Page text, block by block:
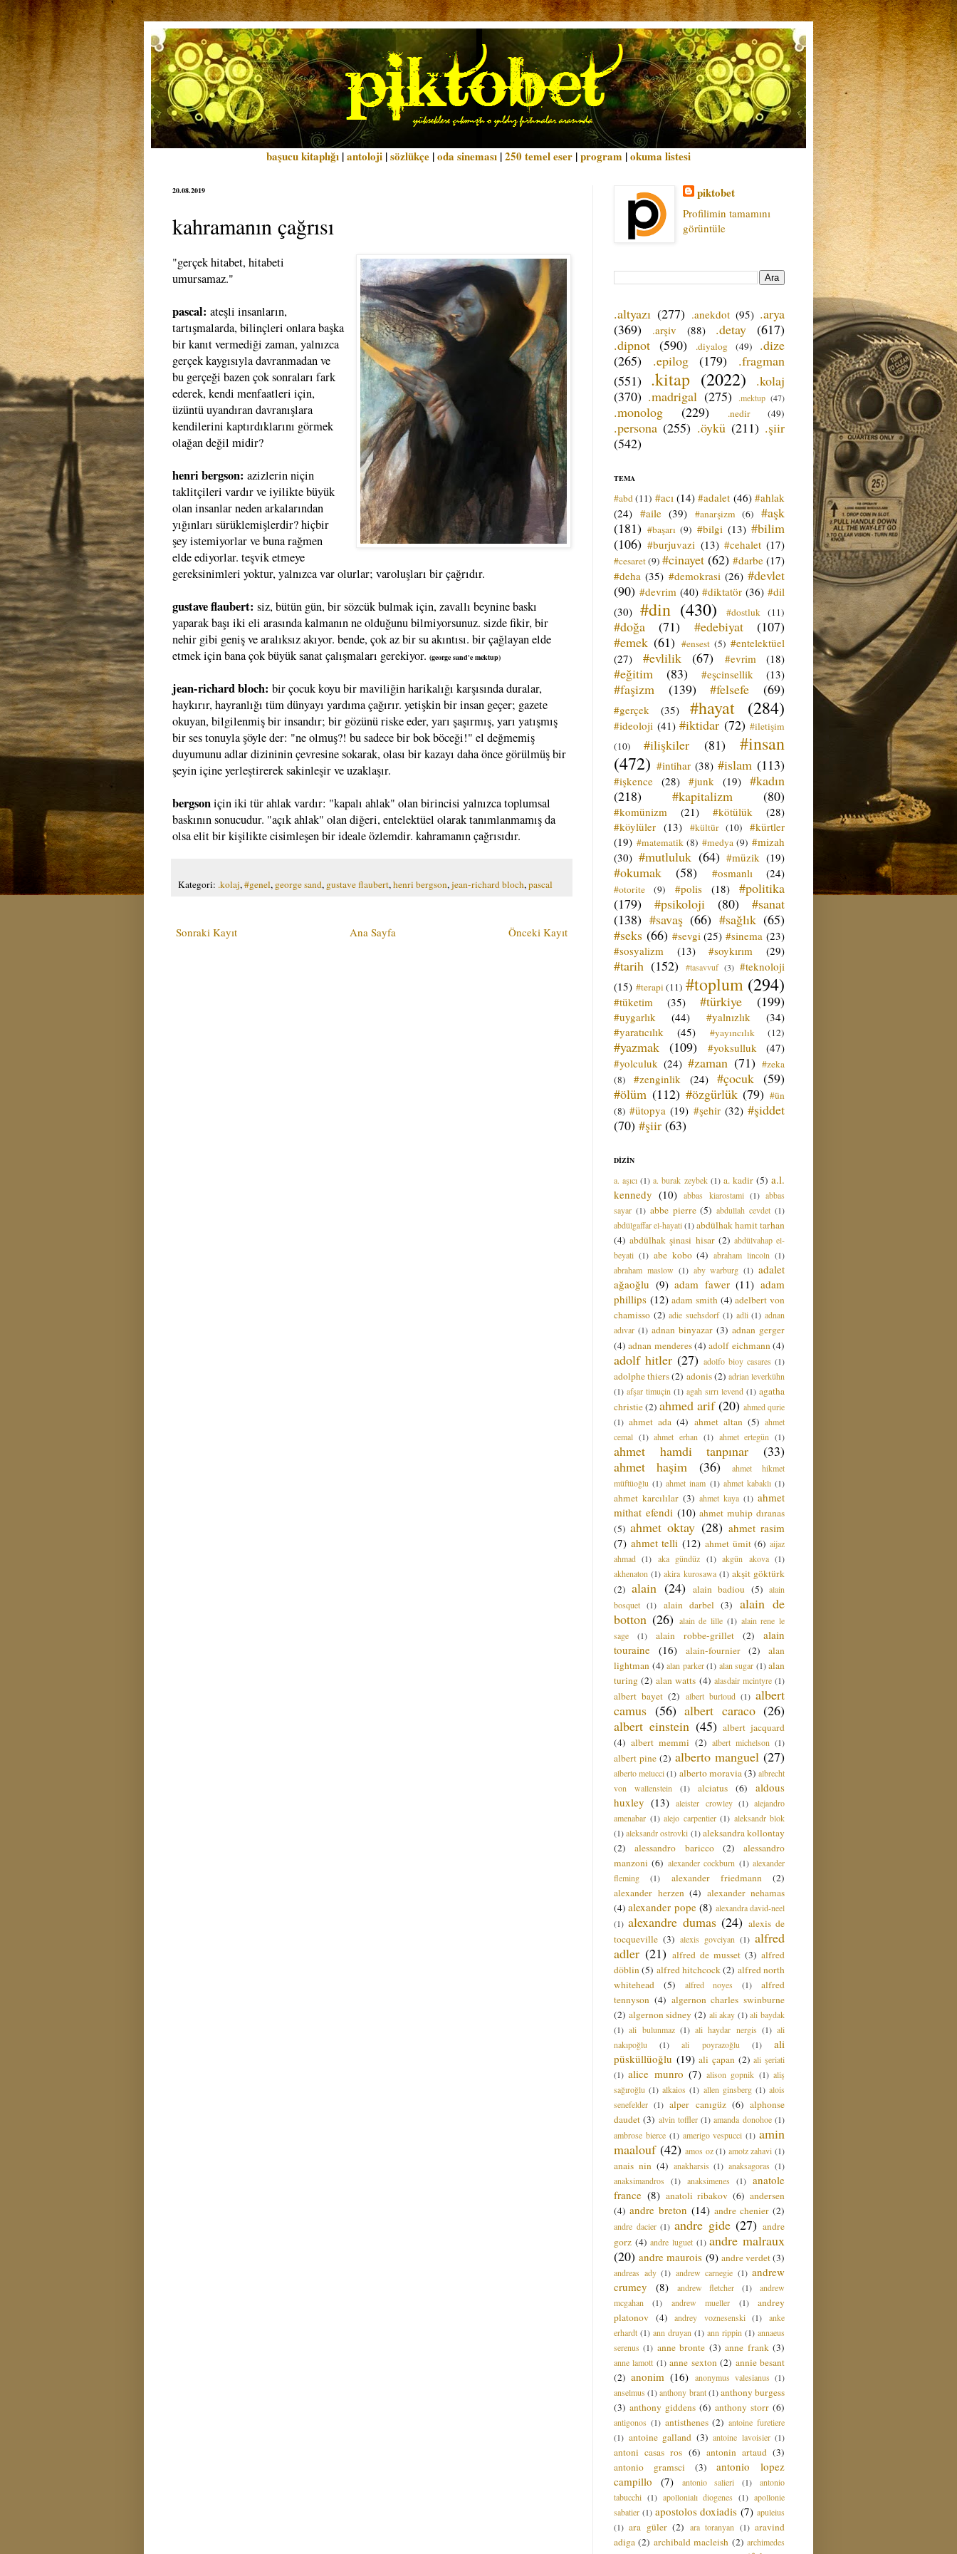
başucu kitaplığı |antoloji |sözlükçe |oda sineması |250 temel eser |program |okuma listesi
20.08.2019
kahramanın çağrısı
"gerçek hitabet, hitabeti
umursamaz."
pascal: ateşli insanların,
tartışmalarda, bilinçleri onlara başka
bir kanıt vermediği zaman, yalnızca
gerçek kaygısıyla davranmadan ve
bu gerçeği bazen çok sonraları fark
ederek, kendi menfaatleri için,
üzüntü uyandıran davranışlara
kendilerini kaptırdıklarını görmek
olağan değil midir?
henri bergson: azizlerin niçin
taklitçileri vardır ve iyilikte büyük
olan insanlar neden arkalarından
yığınları sürüklemişlerdir? hiçbir
şey istemiyorlar ve buna rağmen
elde ediyorlar. teşvik etmeye
gereksinimleri yoktur, yalnızca var olurlar; varoluşları bir çağrıdır.
gustave flaubert: siz, bütün gün, bir sözcük bulmak için, zavallı beynine baskı
yaparak başı iki eli arasında kalmanın ne olduğunu bilmiyorsunuz. sizde fikir, bir
nehir gibi geniş ve aralıksız akıyor. bende, çok az bir su akıntısı. bir çağlayan elde
etmek için bana çok büyük sanat çalışmaları gerekiyor. (george sand'e mektup)
jean-richard bloch: bir çocuk koyu bir maviliğin harikalığı karşısında duralar,
haykırır, hayranlığı tüm dünyayı yardıma çağırır. yetişkin bir insan geçer; gazete
okuyan, bilgilenmiş bir insandır; bir gözünü riske eder, yarı şaşırmış, yarı yatışmış
bir ses tonuyla şöyle der: "ne olmuş?! bu sadece bir bok böceği!" el değmemiş
duyumunu adlar dizininin çevresine sokarak, olası bir kazayı daha önce görülmüş bir
şeyin içine yerleştirerek sakinleşir ve uzaklaşır.
bergsoniçin iki tür ahlak vardır: "kapalı ahlak" olan birincisi yalnızca toplumsal
baskının sonucudur. "açık ahlak" olan diğeri, entelektüel olarak tanımlanmamış da
olsa elit bir kişilikte cisimleşen bir ideale özlemdir. kahramanın çağrısıdır.
Kategori: .kolaj,#genel, george sand, gustave flaubert,henri bergson,jean-richard bloch,pascal
Sonraki Kayıt Önceki Kayıt
Ana Sayfa
piktobet
Profilimin tamamını
görüntüle
.altyazı (277) .anekdot (95) .arya
(369)
.arşiv (88) .detay
(617)
.dipnot (590) .diyalog (49)
.dize
(265)
.epilog (179)
.fragman
(551) .kitap (2022)
.kolaj
(370) .madrigal (275) .mektup (47)
.monolog (229) .nedir (49)
.persona (255) .öykü (211) .şiir
(542)
TEMA
#abd (11) #acı (14) #adalet (46) #ahlak
(24) #aile (39) #anarşizm (6)
#aşk
(181) #başarı (9) #bilgi (13) #bilim
(106) #burjuvazi (13) #cehalet (17)
#cesaret(9) #cinayet (62) #darbe (17)
#deha (35) #demokrasi (26) #devlet
(90) #devrim (40) #diktatör (36) #dil
(30) #din (430) #dostluk (11)
#doğa (71) #edebiyat
(107)
#emek (61) #ensest (5) #entelektüel
(27)
#evlilik (67) #evrim (18)
#eğitim (83) #eşcinsellik (13)
#faşizm (139) #felsefe (69)
#gerçek (35) #hayat (284)
#ideoloji (41) #iktidar (72) #iletişim
(10)
#ilişkiler (81)
#insan
(472) #intihar (38) #islam (113)
#işkence (28) #junk (19) #kadın
(218)
#kapitalizm (80)
#komünizm (21) #kötülük
(28)
#köylüler (13) #kültür (10)
#kürtler
(19) #matematik (8) #medya (9) #mizah
(30) #mutluluk (64) #müzik (19)
#okumak (58) #osmanlı (24)
#otorite (9) #polis (18)
#politika
(179)
#psikoloji (80)
#sanat
(138) #savaş (66) #sağlık (65)
#seks (66) #sevgi (25) #sinema (23)
#sosyalizm
(13) #soykırım (29)
#tarih (152) #tasavvuf (3) #teknoloji
(15) #terapi (11) #toplum (294)
#tüketim (35) #türkiye (199)
#uygarlık (44) #yalnızlık
(34)
#yaratıcılık
(45) #yayıncılık (12)
#yazmak (109) #yoksulluk
(47)
#yolculuk (24) #zaman (71) #zeka
(8)
#zenginlik (24) #çocuk (59)
#ölüm (112) #özgürlük (79) #ün
(8) #ütopya (19) #şehir (32) #şiddet
(70) #şiir (63)
DİZİN
a. aşıcı (1) a. burak zeybek (1) a. kadir (5) a.l.
kennedy (10) abbas kiarostami (1) abbas
sayar (1) abbe pierre (5) abdullah cevdet (1)
abdülgaffar el-hayati(1)abdülhak hamit tarhan
(4) abdülhak şinasi hisar (2) abdülvahap el-
beyati (1) abe kobo (4) abraham lincoln (1)
abraham maslow (1) aby warburg (1) adalet
ağaoğlu (9) adam fawer (11) adam
phillips (12) adam smith (4) adelbert von
chamisso (2) adie suehsdorf (1) adli (1) adnan
adıvar (1) adnan binyazar (3) adnan gerger
(4) adnan menderes(4) adolf eichmann (4)
adolf hitler (27) adolfo bioy casares (1)
adolphe thiers(2) adonis(2) adrian leverkühn
(1) afşar timuçin (1) agah sırrı levend (1) agatha
christie(2) ahmed arif (20) ahmed qurie
(1) ahmet ada (4) ahmet altan (5) ahmet
cemal (1) ahmet erhan (1) ahmet ertegün (1)
ahmet hamdi tanpınar
(33)
ahmet haşim
(36)
ahmet hikmet
müftüoğlu (1) ahmet inam (1) ahmet kabaklı (1)
ahmet karcılılar (3) ahmet kaya (1) ahmet
mithat efendi (10) ahmet muhip dıranas
(5) ahmet oktay (28) ahmet rasim
(7) ahmet telli (12) ahmet ümit (6) aijaz
ahmad (1) aka gündüz (1) akgün akova (1)
akhenaton (1) akira kurosawa (1) akşit göktürk
(2) alain (24) alain badiou (5) alain
bosquet (1) alain darbel (3)
alain de
botton (26) alain de lille (1) alain rene le
sage
(1) alain robbe-grillet (2)
alain
touraine (16) alain-fournier (2)
alan
lightman (4) alan parker (1) alan sugar (1) alan
turing (2) alan watts (4) alasdair mcintyre (1)
albert bayet (2) albert burloud (1) albert
camus (56) albert caraco (26)
albert einstein (45) albert jacquard
(4) albert memmi (2) albert michelson (1)
albert pine (2) alberto manguel (27)
alberto melucci (1) alberto moravia (3) albrecht
von wallenstein
(1) alciatus (6)
aldous
huxley (13) aleister crowley (1) alejandro
amenabar (1) alejo carpentier (1) aleksandr blok
(1) aleksandr ostrovki (1) aleksandra kollontay
(2)
alessandro baricco (2)
alessandro
manzoni (6) alexander cockburn (1) alexander
fleming
(1) alexander friedmann
(2)
alexander herzen (4) alexander nehamas
(4) alexander pope (8) alexandra david-neel
(1) alexandre dumas (24) alexis de
tocqueville (3) alexis govciyan (1) alfred
adler (21) alfred de musset (3) alfred
döblin (5) alfred hitchcock(2) alfred north
whitehead
(5) alfred noyes (1)
alfred
tennyson (4) algernon charles swinburne
(2) algernon sidney (2) ali akay (1) ali baydak
(1) ali bulunmaz (1) ali haydar nergis (1) ali
nakıpoğlu
(1) ali poyrazoğlu (1)
ali
püsküllüoğlu (19) ali çapan (2) ali şeriati
(1) alice munro (7) alison gopnik (1) aliş
sağıroğlu (1) alkaios (1) allen ginsberg (1) alois
senefelder (1) alper canıgüz (6) alphonse
daudet (3) alvin toffler (1) amanda donohoe (1)
ambrose bierce (1) amerigo vespucci (1) amin
maalouf (42) amos oz (1) amotz zahavi (1)
anais nin (4) anakharsis (1) anaksagoras (1)
anaksimandros
(1) anaksimenes (1) anatole
france (8) anatoli ribakov (6) andersen
(4) andre breton (14) andre chenier (2)
andre dacier (1) andre gide (27) andre
gorz (4) andre luguet (1) andre malraux
(20) andre maurois (9) andre verdet(3)
andreas ady (1) andrew carnegie (1) andrew
crumey
(8) andrew fletcher (1)
andrew
mcgahan
(1) andrew mueller (1)
andrey
platonov (4) andrey voznesenski (1)
anke
erhardt (1) ann druyan (1) ann rippin (1) annaeus
serenus (1) anne bronte (3) anne frank (3)
anne lamott (1) anne sexton (2) annie besant
(2) anonim (16) anonymus valesianus (1)
anselmus (1) anthony brant (1) anthony burgess
(3) anthony giddens (6) anthony storr (6)
antigonos (1) antisthenes (2) antoine furetiere
(1) antoine galland (3) antoine lavoisier (1)
antoni casas ros (6) antonin artaud (3)
antonio gramsci
(3)
antonio lopez
campillo
(7) antonio salieri (1)
antonio
tabucchi (1) apollonialı diogenes (1) apollonie
sabatier (1) apostolos doxiadis (7) apuleius
(1) ara güler (2) ara toranyan (1) aravind
adiga (2) archibald macleish (2) archimedes